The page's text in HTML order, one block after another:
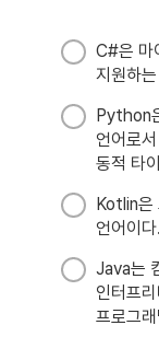
C#은 마
지원하
Python
언어로
동적 타
Kotlin은
언어이다.
Java는
인터프
프로그